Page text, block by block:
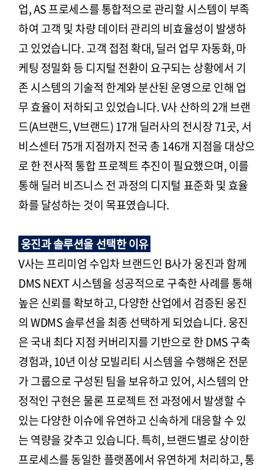
업, AS 프로세스를 통합적으로 관리할 시스템이 부족
하여 고객 및 차량 데이터 관리의 비효율성이 발생하
고 있었습니다. 고객 접점 확대, 딜러 업무 자동화, 마
케팅 정밀화 등 디지털 전환이 요구되는 상황에서 기
존 시스템의 기술적 한계와 분산된 운영으로 인해 업
무 효율이 저하되고 있었습니다. V사 산하의 2개 브랜
드(A브랜드, V브랜드) 17개 딜러사의 전시장 71곳, 서
비스센터 75개 지점까지 전국 총 146개 지점을 대상으
로 한 전사적 통합 프로젝트 추진이 필요했으며, 이를
통해 딜러 비즈니스 전 과정의 디지털 표준화 및 효율
화를 달성하는 것이 목표였습니다.
웅진과 솔루션을 선택한 이유
V사는 프리미엄 수입차 브랜드인 B사가 웅진과 함께
DMS NEXT 시스템을 성공적으로 구축한 사례를 통해
높은 신뢰를 확보하고, 다양한 산업에서 검증된 웅진
의 WDMS 솔루션을 최종 선택하게 되었습니다. 웅진
은 국내 최다 지점 커버리지를 기반으로 한 DMS 구축
경험과, 10년 이상 모빌리티 시스템을 수행해온 전문
가 그룹으로 구성된 팀을 보유하고 있어, 시스템의 안
정적인 구현은 물론 프로젝트 전 과정에서 발생할 수
있는 다양한 이슈에 유연하고 신속하게 대응할 수 있
는 역량을 갖추고 있습니다. 특히, 브랜드별로 상이한
프로세스를 동일한 플랫폼에서 유연하게 처리하고, 통